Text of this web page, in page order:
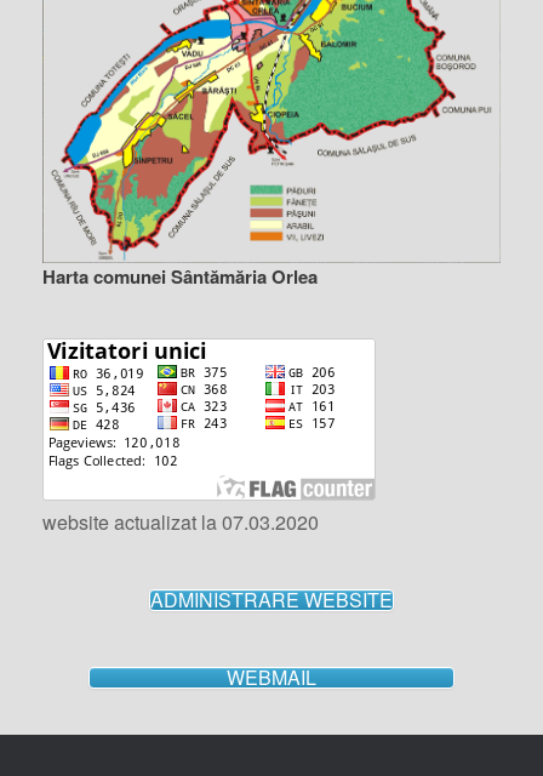
Harta comunei Sântămăria Orlea
website actualizat la 07.03.2020
ADMINISTRARE WEBSITE
WEBMAIL